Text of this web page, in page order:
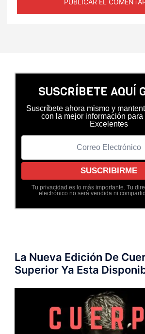
SUSCRÍBETE AQUÍ
Suscríbete ahora mismo y
con la mejor información para
Excelentes
Tu privacidad es lo más importante. Tu
electrónico no será vendida ni
La Nueva Edición De
Superior Ya Esta